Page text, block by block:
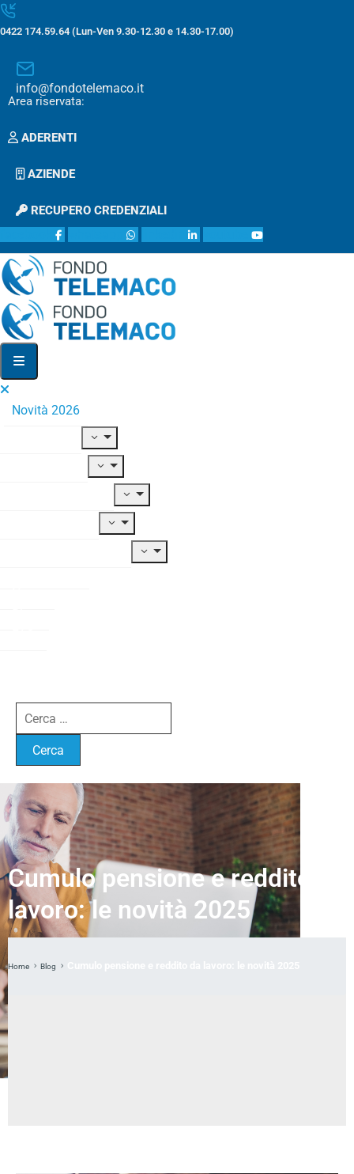
0422 174.59.64 (Lun-Ven 9.30-12.30 e 14.30-17.00)
info@fondotelemaco.it
Area riservata:
ADERENTI
AZIENDE
RECUPERO CREDENZIALI
Novità 2026
Cumulo pensione e reddito da
lavoro: le novità 2025
Home Blog